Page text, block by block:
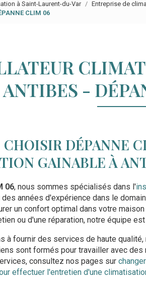
à Saint-Laurent-du-Var
Entreprise de
CLIM 06
ANTIBES -
DÉPANNE
GAINABLE À
06, nous sommes spécialisés dans l'
années d'expérience dans le
un confort optimal dans votre
ou d'une réparation, notre équipe
à fournir des services de haute
sont formés pour travailler avec
consultez nos pages sur
effectuer l'entretien d'une